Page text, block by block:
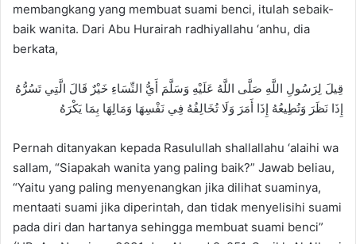
membangkang yang membuat suami benci, itulah sebaik-
baik wanita. Dari Abu Hurairah radhiyallahu ‘anhu, dia
berkata,
قِيلَ لِرَسُولِ اللَّهِ صَلَّى اللَّهُ عَلَيْهِ وَسَلَّمَ أَيُّ النِّسَاءِ خَيْرٌ قَالَ الَّتِي تَسُرُّهُ
إِذَا نَظَرَ وَتُطِيعُهُ إِذَا أَمَرَ وَلَا تُخَالِفُهُ فِي نَفْسِهَا وَمَالِهَا بِمَا يَكْرَهُ
Pernah ditanyakan kepada Rasulullah shallallahu ‘alaihi wa
sallam, “Siapakah wanita yang paling baik?” Jawab beliau,
“Yaitu yang paling menyenangkan jika dilihat suaminya,
mentaati suami jika diperintah, dan tidak menyelisihi suami
pada diri dan hartanya sehingga membuat suami benci”